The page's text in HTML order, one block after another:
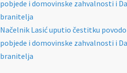
pobjede i domovinske zahvalnosti i
branitelja
Načelnik Lasić uputio čestitku
pobjede i domovinske zahvalnosti i
branitelja